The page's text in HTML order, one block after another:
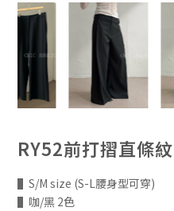
RY52前打摺直條
▌S/M size (S-L腰身型可穿)
▌咖/黑 2色